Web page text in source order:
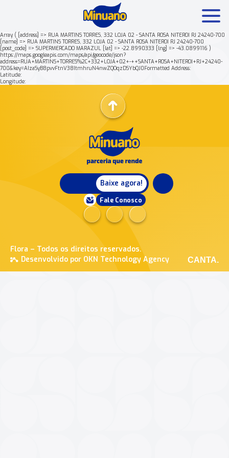
Array ( [address] => RUA MARTINS TORRES, 332 LOJA 02 - SANTA ROSA NITEROI RJ 24240-700
[name] => RUA MARTINS TORRES, 332 LOJA 02 - SANTA ROSA NITEROI RJ 24240-700
[post_code] => SUPERMERCADO MARAZUL [lat] => -22.8990333 [lng] => -43.0899116 )
https://maps.googleapis.com/maps/api/geocode/json?
address=RUA+MARTINS+TORRES%2C+332+LOJA+02+-++SANTA+ROSA+NITEROI+RJ+24240-
700&key=AIzaSyB8pvvFtnV38ItmhruN4nwZQOqzDSYbQJ0Formatted Address:
Latitude:
Longitude:
Baixe agora!
Fale Conosco
Flora – Todos os direitos reservados.
Desenvolvido por OKN Technology Agency
CANTA.
Mais buscados: Produtos Minuano Rende +
Nossa história